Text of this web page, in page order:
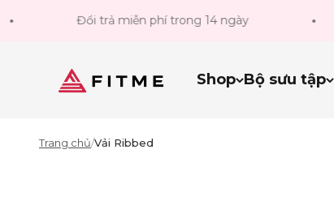
Bỏ qua đến nội dung
Đổi trả miễn phí trong 14 ngày
Shop Bộ sưu tập
Fitme Sportswear
Trang chủ/Vải Ribbed